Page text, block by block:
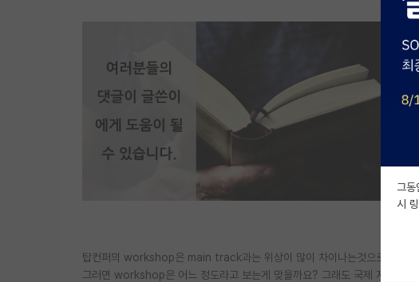
탑컨퍼의 workshop은 main track과는 위상이 많이 차이나는것으로 알고
그러면 workshop은 어느 정도라고 보는게 맞을까요? 그래도 국제 저널이
그
시